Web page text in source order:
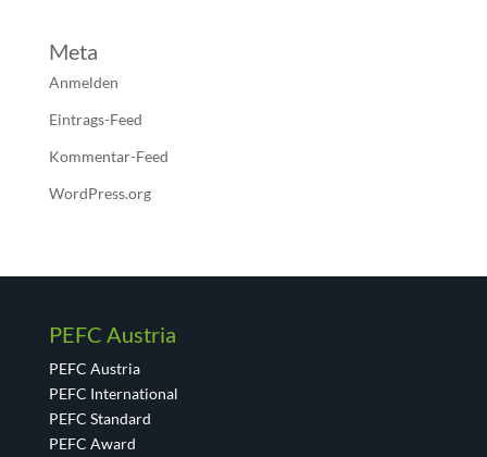
Meta
Anmelden
Eintrags-Feed
Kommentar-Feed
WordPress.org
PEFC Austria
PEFC Austria
PEFC International
PEFC Standard
PEFC Award